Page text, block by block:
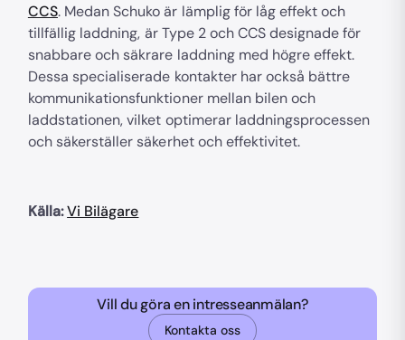
CCS. Medan Schuko är lämplig för låg effekt och
tillfällig laddning, är Type 2 och CCS designade för
snabbare och säkrare laddning med högre effekt.
Dessa specialiserade kontakter har också bättre
kommunikationsfunktioner mellan bilen och
laddstationen, vilket optimerar laddningsprocessen
och säkerställer säkerhet och effektivitet.
Källa:Vi Bilägare
Vill du göra en intresseanmälan?
Kontakta oss